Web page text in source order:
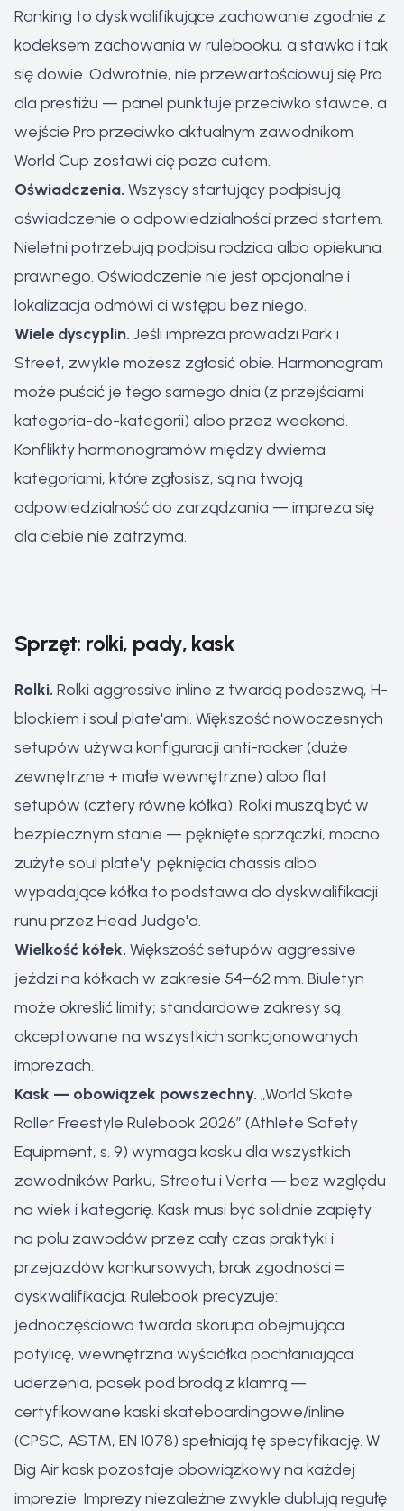
Ranking to dyskwalifikujące zachowanie zgodnie z
kodeksem zachowania w rulebooku, a stawka i tak
się dowie. Odwrotnie, nie przewartościowuj się Pro
dla prestiżu — panel punktuje przeciwko stawce, a
wejście Pro przeciwko aktualnym zawodnikom
World Cup zostawi cię poza cutem.
Oświadczenia. Wszyscy startujący podpisują
oświadczenie o odpowiedzialności przed startem.
Nieletni potrzebują podpisu rodzica albo opiekuna
prawnego. Oświadczenie nie jest opcjonalne i
lokalizacja odmówi ci wstępu bez niego.
Wiele dyscyplin. Jeśli impreza prowadzi Park i
Street, zwykle możesz zgłosić obie. Harmonogram
może puścić je tego samego dnia (z przejściami
kategoria-do-kategorii) albo przez weekend.
Konflikty harmonogramów między dwiema
kategoriami, które zgłosisz, są na twoją
odpowiedzialność do zarządzania — impreza się
dla ciebie nie zatrzyma.
Sprzęt: rolki, pady, kask
Rolki. Rolki aggressive inline z twardą podeszwą, H-
blockiem i soul plate'ami. Większość nowoczesnych
setupów używa konfiguracji anti-rocker (duże
zewnętrzne + małe wewnętrzne) albo flat
setupów (cztery równe kółka). Rolki muszą być w
bezpiecznym stanie — pęknięte sprzączki, mocno
zużyte soul plate'y, pęknięcia chassis albo
wypadające kółka to podstawa do dyskwalifikacji
runu przez Head Judge'a.
Wielkość kółek. Większość setupów aggressive
jeździ na kółkach w zakresie 54–62 mm. Biuletyn
może określić limity; standardowe zakresy są
akceptowane na wszystkich sankcjonowanych
imprezach.
Kask — obowiązek powszechny. „World Skate
Roller Freestyle Rulebook 2026” (Athlete Safety
Equipment, s. 9) wymaga kasku dla wszystkich
zawodników Parku, Streetu i Verta — bez względu
na wiek i kategorię. Kask musi być solidnie zapięty
na polu zawodów przez cały czas praktyki i
przejazdów konkursowych; brak zgodności =
dyskwalifikacja. Rulebook precyzuje:
jednoczęściowa twarda skorupa obejmująca
potylicę, wewnętrzna wyściółka pochłaniająca
uderzenia, pasek pod brodą z klamrą —
certyfikowane kaski skateboardingowe/inline
(CPSC, ASTM, EN 1078) spełniają tę specyfikację. W
Big Air kask pozostaje obowiązkowy na każdej
imprezie. Imprezy niezależne zwykle dublują regułę